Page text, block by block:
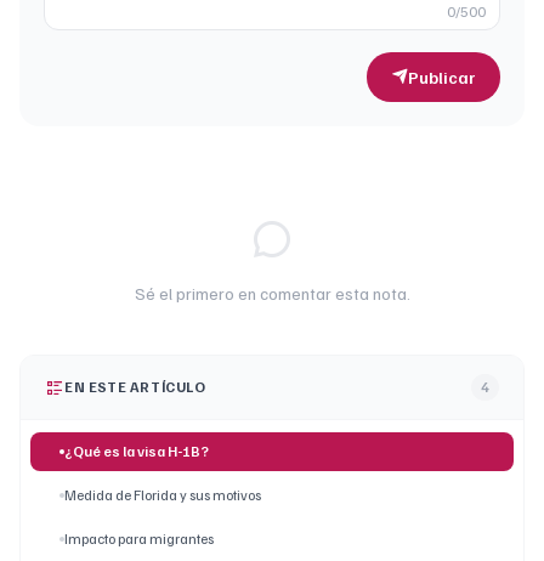
0/500
Publicar
Sé el primero en comentar esta nota.
EN ESTE ARTÍCULO 4
¿Qué es la visa H-1B?
Medida de Florida y sus motivos
Impacto para migrantes